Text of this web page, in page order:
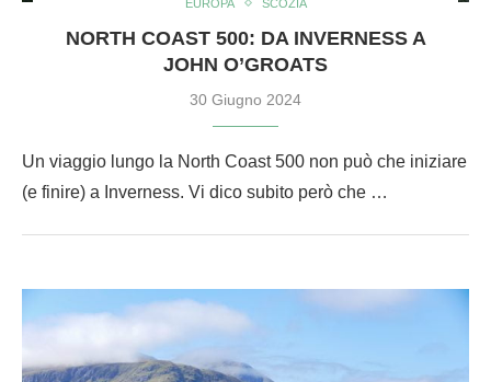
EUROPA SCOZIA
NORTH COAST 500: DA INVERNESS A
JOHN O’GROATS
30 Giugno 2024
Un viaggio lungo la North Coast 500 non può che iniziare
(e finire) a Inverness. Vi dico subito però che …